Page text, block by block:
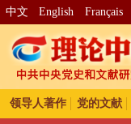
中文 English Français
领导人著作 党的文献